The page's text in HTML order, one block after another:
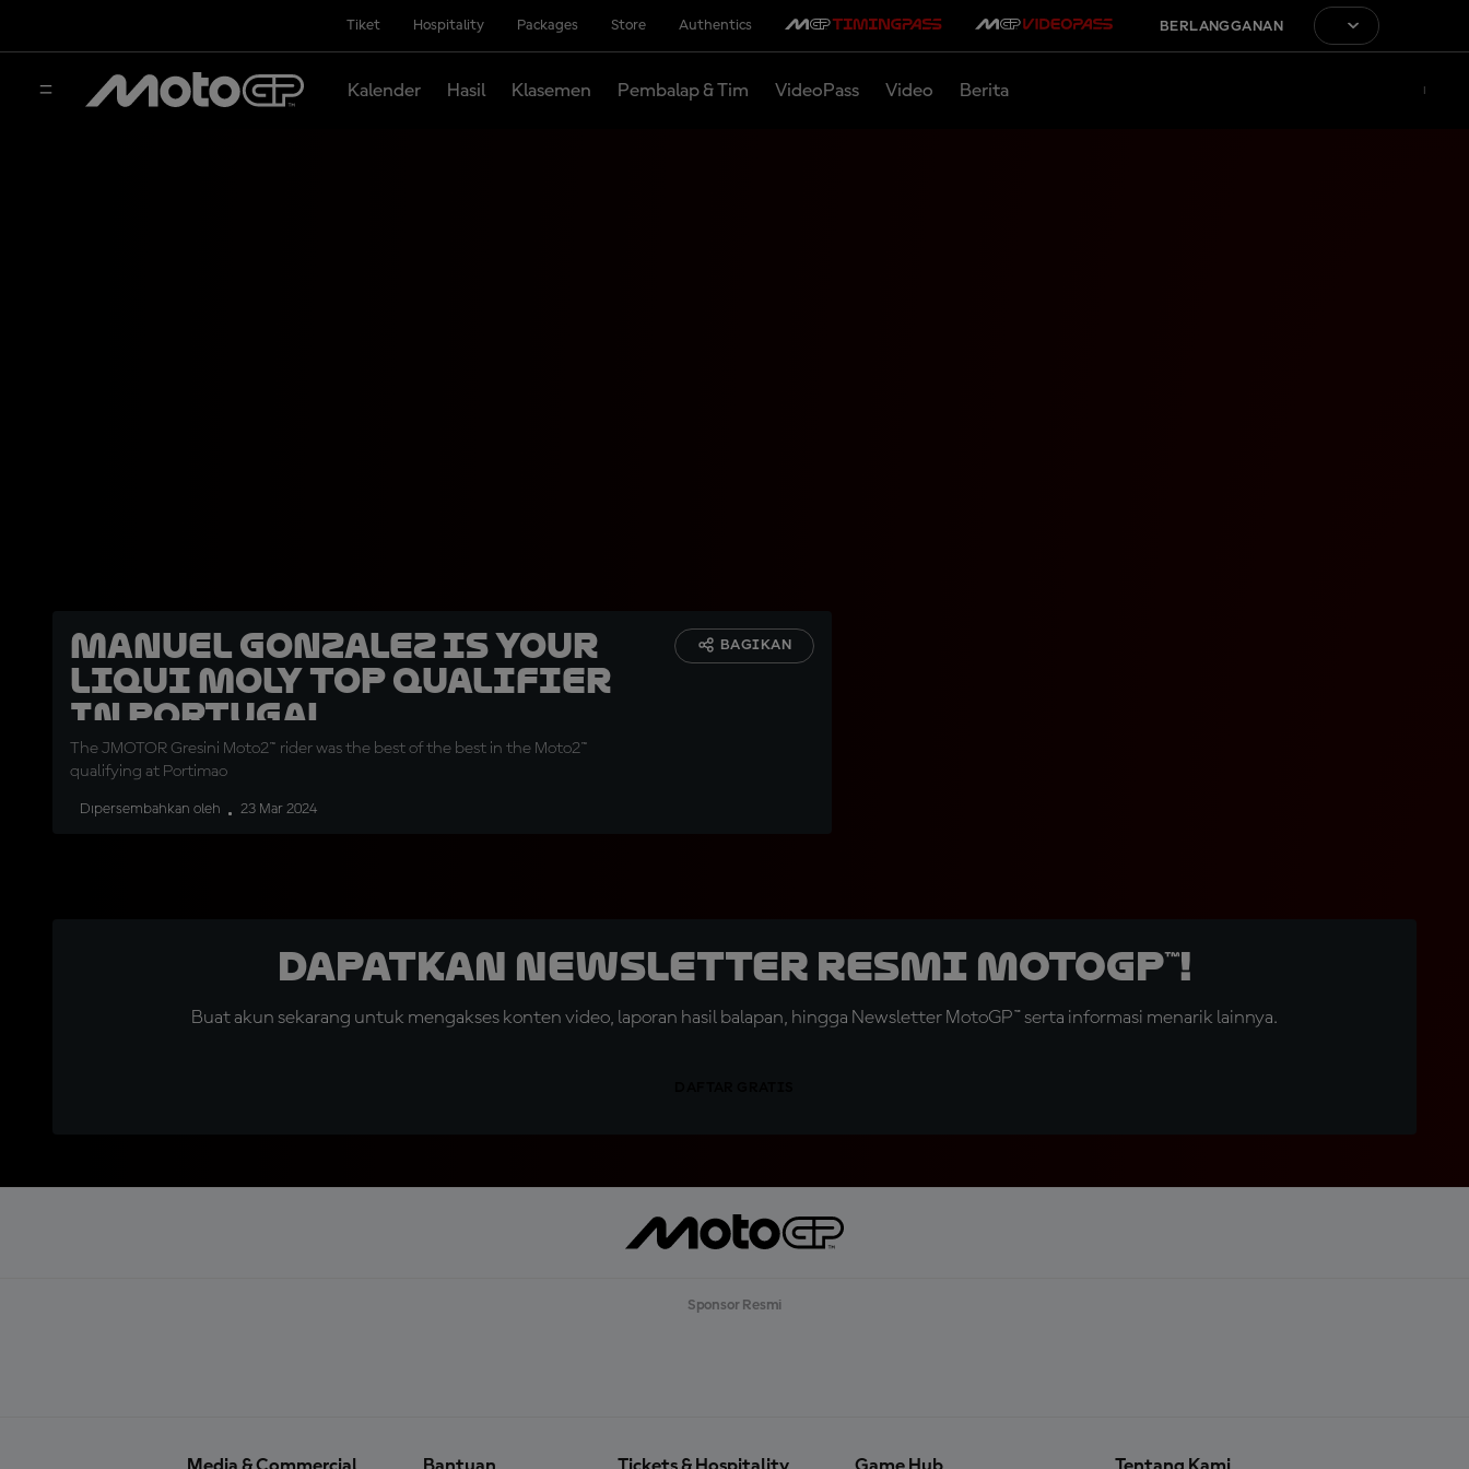
Tiket Hospitality Packages Store Authentics BERLANGGANAN
Kalender Hasil Klasemen Pembalap & Tim VideoPass Video Berita
Manuel Gonzalez is your
Liqui Moly top qualifier
in Portugal
The JMOTOR Gresini Moto2™ rider was the best of the best in the Moto2™
qualifying at Portimao
Dipersembahkan oleh 23 Mar 2024
BAGIKAN
Dapatkan Newsletter Resmi MotoGP™!
Buat akun sekarang untuk mengakses konten video, laporan hasil balapan, hingga Newsletter MotoGP™ serta informasi menarik lainnya.
Sponsor Resmi